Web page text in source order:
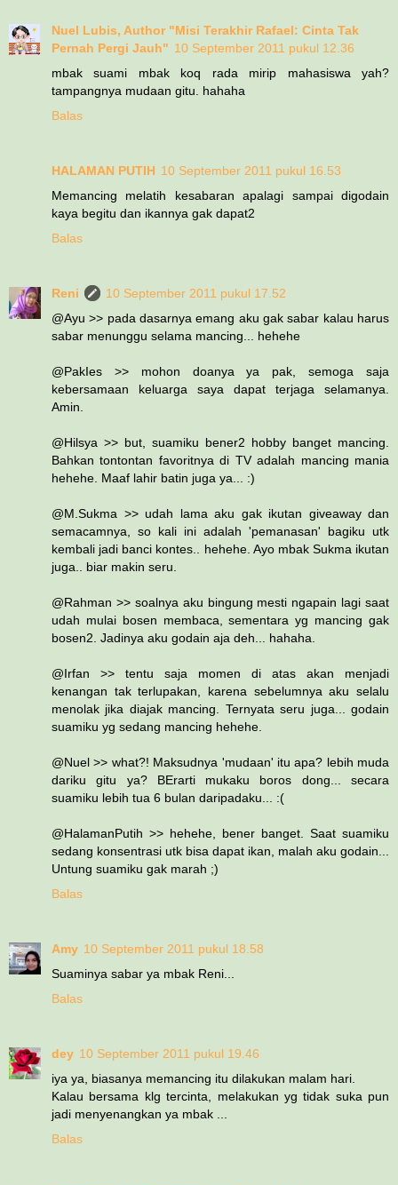
Nuel Lubis, Author "Misi Terakhir Rafael: Cinta Tak
Pernah Pergi Jauh" 10 September 2011 pukul 12.36
mbak suami mbak koq rada mirip mahasiswa yah?
tampangnya mudaan gitu. hahaha
Balas
HALAMAN PUTIH 10 September 2011 pukul 16.53
Memancing melatih kesabaran apalagi sampai digodain
kaya begitu dan ikannya gak dapat2
Balas
Reni
10 September 2011 pukul 17.52
@Ayu >> pada dasarnya emang aku gak sabar kalau harus
sabar menunggu selama mancing... hehehe
@PakIes >> mohon doanya ya pak, semoga saja
kebersamaan keluarga saya dapat terjaga selamanya.
Amin.
@Hilsya >> but, suamiku bener2 hobby banget mancing.
Bahkan tontontan favoritnya di TV adalah mancing mania
hehehe. Maaf lahir batin juga ya... :)
@M.Sukma >> udah lama aku gak ikutan giveaway dan
semacamnya, so kali ini adalah 'pemanasan' bagiku utk
kembali jadi banci kontes.. hehehe. Ayo mbak Sukma ikutan
juga.. biar makin seru.
@Rahman >> soalnya aku bingung mesti ngapain lagi saat
udah mulai bosen membaca, sementara yg mancing gak
bosen2. Jadinya aku godain aja deh... hahaha.
@Irfan >> tentu saja momen di atas akan menjadi
kenangan tak terlupakan, karena sebelumnya aku selalu
menolak jika diajak mancing. Ternyata seru juga... godain
suamiku yg sedang mancing hehehe.
@Nuel >> what?! Maksudnya 'mudaan' itu apa? lebih muda
dariku gitu ya? BErarti mukaku boros dong... secara
suamiku lebih tua 6 bulan daripadaku... :(
@HalamanPutih >> hehehe, bener banget. Saat suamiku
sedang konsentrasi utk bisa dapat ikan, malah aku godain...
Untung suamiku gak marah ;)
Balas
Amy 10 September 2011 pukul 18.58
Suaminya sabar ya mbak Reni...
Balas
dey 10 September 2011 pukul 19.46
iya ya, biasanya memancing itu dilakukan malam hari.
Kalau bersama klg tercinta, melakukan yg tidak suka pun
jadi menyenangkan ya mbak ...
Balas